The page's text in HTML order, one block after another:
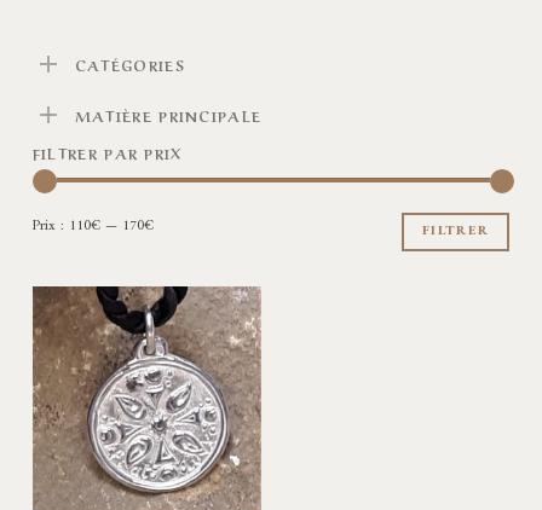
CATÉGORIES
MATIÈRE PRINCIPALE
FILTRER PAR PRIX
FILTRER
Prix : 110€— 170€